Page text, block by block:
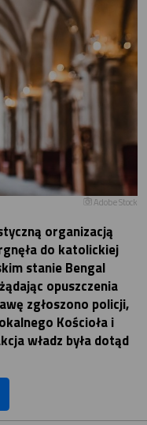
Adobe Stock
organizacją
do katolickiej
stanie Bengal
opuszczenia
zgłoszono policji,
Kościoła i
władz była dotąd